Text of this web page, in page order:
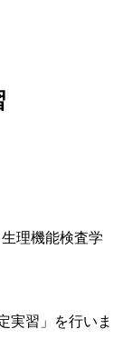
理機能検査学
実習」を行いま